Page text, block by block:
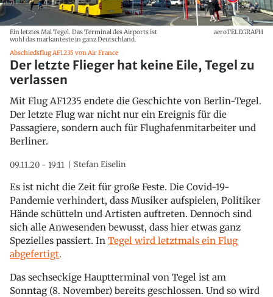
Ein letztes Mal Tegel. Das Terminal des Airports ist
wohl das markanteste in ganz Deutschland.
aeroTELEGRAPH
Abschiedsflug AF1235 von Air France
Der letzte Flieger hat keine Eile, Tegel zu
verlassen
Mit Flug AF1235 endete die Geschichte von Berlin-Tegel.
Der letzte Flug war nicht nur ein Ereignis für die
Passagiere, sondern auch für Flughafenmitarbeiter und
Berliner.
09.11.20 - 19:11 Stefan Eiselin
Es ist nicht die Zeit für große Feste. Die Covid-19-
Pandemie verhindert, dass Musiker aufspielen, Politiker
Hände schütteln und Artisten auftreten. Dennoch sind
sich alle Anwesenden bewusst, dass hier etwas ganz
Spezielles passiert. In Tegel wird letztmals ein Flug
abgefertigt.
Das sechseckige Hauptterminal von Tegel ist am
Sonntag (8. November) bereits geschlossen. Und so wird